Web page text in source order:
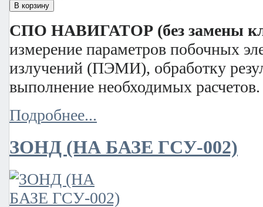
СПО НАВИГАТОР (без замены
измерение параметров побочных
излучений (ПЭМИ), обработку
выполнение необходимых расчетов.
Подробнее...
ЗОНД (НА БАЗЕ ГСУ-002)